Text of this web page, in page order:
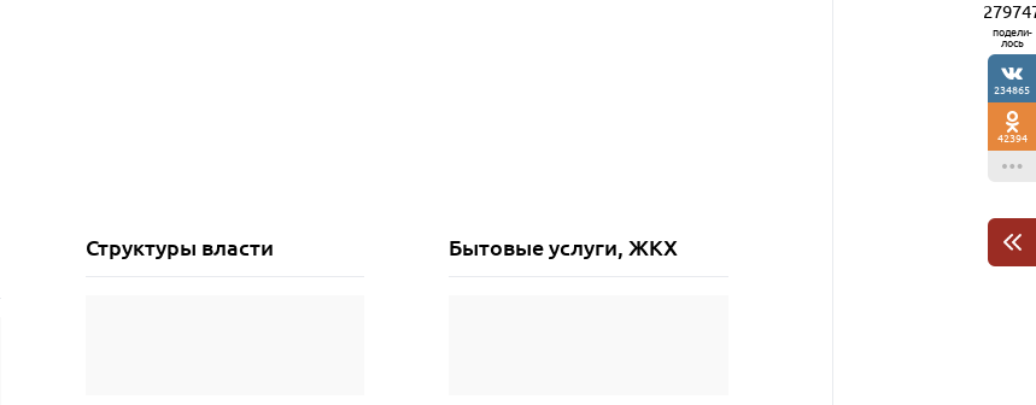
Структуры власти Бытовые услуги, ЖКХ
подели-
лось
234865
42394